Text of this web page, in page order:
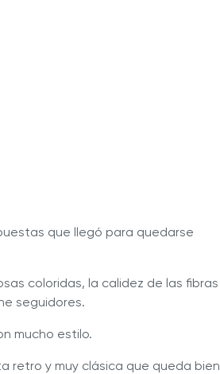
que llegó para quedarse
coloridas, la calidez de las fibras
seguidores.
mucho estilo.
retro y muy clásica que queda bien